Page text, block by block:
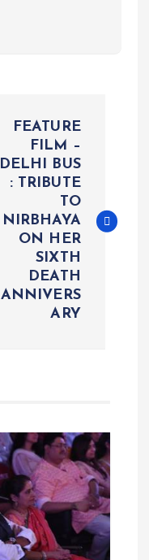
FEATURE
FILM –
DELHI BUS
: TRIBUTE
TO
NIRBHAYA
ON HER
SIXTH
DEATH
ANNIVERS
ARY